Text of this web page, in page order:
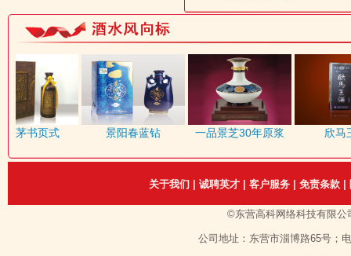
茅书页式 景阳春蓝钻 一品景芝30年原浆 欣马王
关于我们 诚聘英才 客户服务 免责条款
©东营高科网络科技有限公
公司地址：东营市淄博路65号；